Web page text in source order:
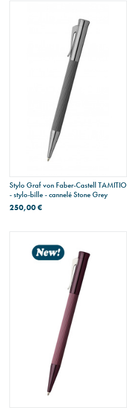
Stylo Graf von Faber-Castell TAMITIO
- stylo-bille - cannelé Stone Grey
250,00 €